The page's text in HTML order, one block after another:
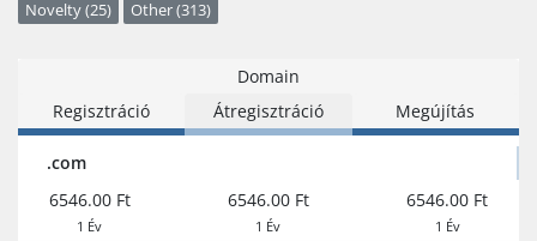
Novelty (25)
Other (313)
Domain
Regisztráció
Átregisztráció Megújítás
.com
6546.00 Ft
1 Év
6546.00 Ft
1 Év
6546.00 Ft
1 Év